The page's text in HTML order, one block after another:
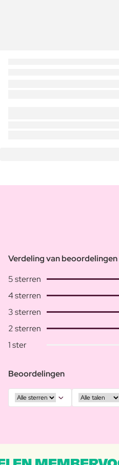
Verdeling van beoordelingen
5 sterren
4 sterren
3 sterren
2 sterren
1 ster
Beoordelingen